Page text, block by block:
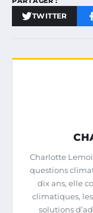
TWITTER
Charlotte
questions
dix ans, elle
climatiques,
solutions